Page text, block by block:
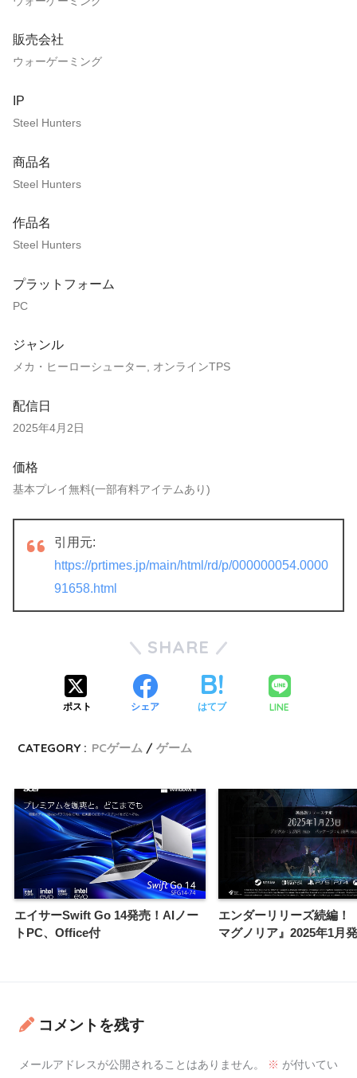
販売会社
ウォーゲーミング
IP
Steel Hunters
商品名
Steel Hunters
作品名
Steel Hunters
プラットフォーム
PC
ジャンル
メカ・ヒーローシューター, オンラインTPS
配信日
2025年4月2日
価格
基本プレイ無料(一部有料アイテムあり)
引用元:
https://prtimes.jp/main/html/rd/p/000000054.0000
91658.html
SHARE
ポスト シェア はてブ LINE
CATEGORY : PCゲーム ゲーム
エイサーSwift Go 14発売！AIノー
トPC、Office付
エンダーリリーズ続編！
マグノリア』2025年1月
コメントを残す
メールアドレスが公開されることはありません。 ※ が付いてい